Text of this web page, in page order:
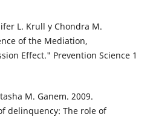
L. Krull y Chondra M.
of the Mediation,
Effect." Prevention Science 1
M. Ganem. 2009.
delinquency: The role of